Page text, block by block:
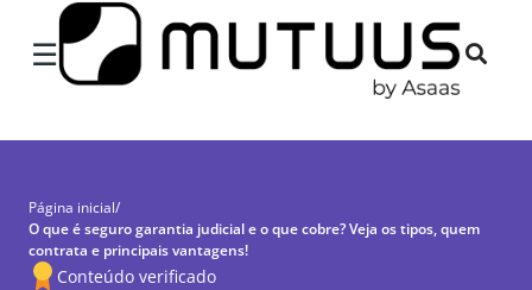
☰
Página inicial/
O que é seguro garantia judicial e o que cobre? Veja os tipos, quem
contrata e principais vantagens!
Conteúdo verificado